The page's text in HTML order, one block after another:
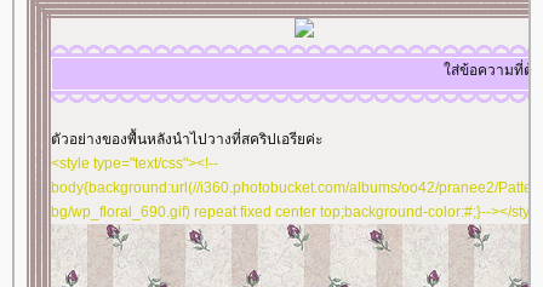
</tr></tbody>
</td></tr></tbody>
</td></tr></tbody>
</td></tr></tbody>
ส่ข้อความที่ต้องการให้วิ่งๆๆ
ตัวอย่างของพื้นหลังนำไปวางที่สคริปเอรียค่ะ
<style type="text/css"><!--
body{background:url(//i360.photobucket.com/albums/oo42/pranee2/
bg/wp_floral_690.gif) repeat fixed center top;background-color:#;}--></